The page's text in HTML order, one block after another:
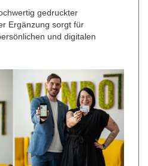
gedruckter
Ergänzung sorgt für
und digitalen